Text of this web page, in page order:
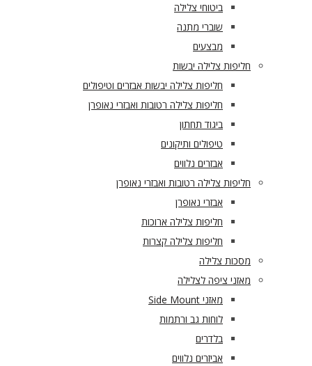
ביטוחי צלילה
שוברי מתנה
מבצעים
חליפות צלילה יבשות
חליפות צלילה יבשות אבזרים וטיפולים
חליפות צלילה רטובות ואבזרי נאופרן
ביגוד תחתון
טיפולים ותיקונים
אבזרים נלווים
חליפות צלילה רטובות ואבזרי נאופרן
אבזרי נאופרן
חליפות צלילה ארוכות
חליפות צלילה קצרות
מסכות צלילה
מאזני ציפה לצלילה
מאזני Side Mount
לוחות גב ורתמות
בלדרים
אביזרים נלווים